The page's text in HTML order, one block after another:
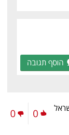
הוסף תגובה
0
0